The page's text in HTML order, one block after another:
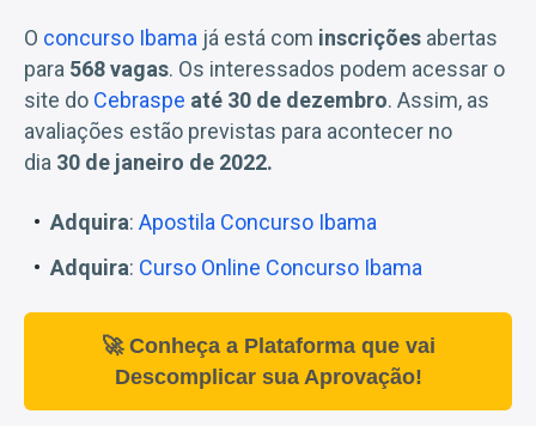
O concurso Ibama já está com inscrições abertas
para 568 vagas. Os interessados podem acessar o
site do Cebraspe até 30 de dezembro. Assim, as
avaliações estão previstas para acontecer no
dia 30 de janeiro de 2022.
Adquira: Apostila Concurso Ibama
Adquira: Curso Online Concurso Ibama
🚀 Conheça a Plataforma que vai
Descomplicar sua Aprovação!